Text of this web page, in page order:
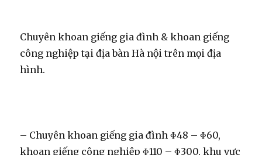
Chuyên khoan giếng gia đình & khoan giếng
công nghiệp tại địa bàn Hà nội trên mọi địa
hình.
– Chuyên khoan giếng gia đình Φ48 – Φ60,
khoan giếng công nghiệp Φ110 – Φ300, khu vực